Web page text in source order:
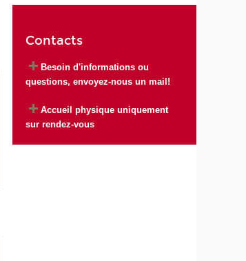
Contacts
Besoin d'informations ou
questions, envoyez-nous un mail!
Accueil physique uniquement
sur rendez-vous